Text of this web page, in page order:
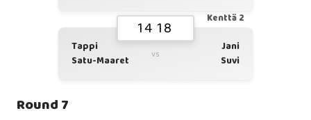
Kenttä 2
14 18
Tappi
Satu-Maaret
vs
Jani
Suvi
Round 7